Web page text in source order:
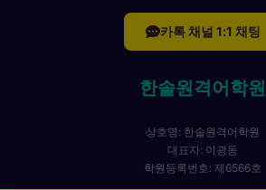
카톡 채널 1:1 채팅
한솔원격어학원
상호명: 한솔원격어학원
대표자: 이광동
학원등록번호: 제6566호